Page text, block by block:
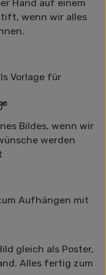
Hand auf einem
wenn wir alles
Bildes, wenn wir
werden
gleich als Poster,
Alles fertig zum